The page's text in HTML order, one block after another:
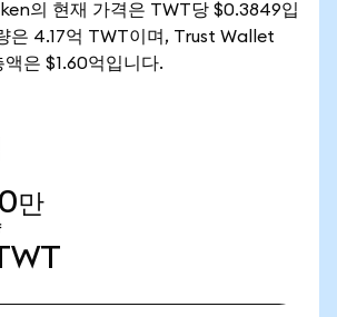
의 현재 가격은 TWT당 $0.3849입
은 4.17억 TWT이며, Trust Wallet
은 $1.60억입니다.
만